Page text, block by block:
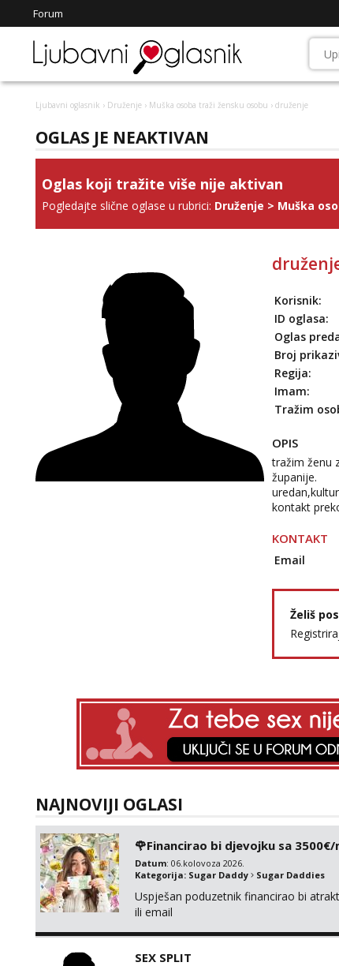
Forum
Ljubavni oglasnik › Druženje › Muška osoba traži žensku osobu › druženje
OGLAS JE NEAKTIVAN
Oglas koji tražite više nije aktivan
Pogledajte slične oglase u rubrici: Druženje > Muška
Korisnik:
ID oglasa:
Oglas
Broj
Regija:
Imam:
Tražim
OPIS
tražim ženu
županije.
kontakt
KONTAKT
Email
Želiš
NAJNOVIJI OGLASI
🌹Financirao bi djevojku sa 3500€/
Datum: 06.kolovoza 2026.
Kategorija: Sugar Daddy Sugar Daddies
Uspješan poduzetnik financirao bi
ili email
SEX SPLIT